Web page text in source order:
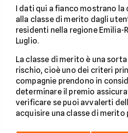
I dati qui a fianco mostrano la
alla classe di merito dagli
residenti nella regione Emilia-
Luglio.
La classe di merito è una
rischio, cioè uno dei criteri
compagnie prendono in
determinare il premio
verificare se puoi avvalerti
acquisire una classe di merito